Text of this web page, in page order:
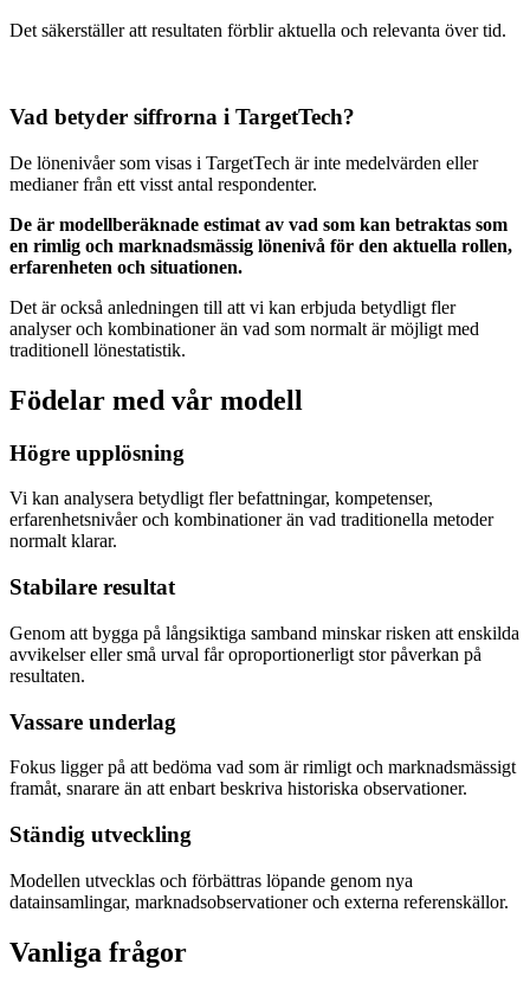
Det säkerställer att resultaten förblir aktuella och relevanta över tid.
Vad betyder siffrorna i TargetTech?
De lönenivåer som visas i TargetTech är inte medelvärden eller
medianer från ett visst antal respondenter.
De är modellberäknade estimat av vad som kan betraktas som
en rimlig och marknadsmässig lönenivå för den aktuella rollen,
erfarenheten och situationen.
Det är också anledningen till att vi kan erbjuda betydligt fler
analyser och kombinationer än vad som normalt är möjligt med
traditionell lönestatistik.
Födelar med vår modell
Högre upplösning
Vi kan analysera betydligt fler befattningar, kompetenser,
erfarenhetsnivåer och kombinationer än vad traditionella metoder
normalt klarar.
Stabilare resultat
Genom att bygga på långsiktiga samband minskar risken att enskilda
avvikelser eller små urval får oproportionerligt stor påverkan på
resultaten.
Vassare underlag
Fokus ligger på att bedöma vad som är rimligt och marknadsmässigt
framåt, snarare än att enbart beskriva historiska observationer.
Ständig utveckling
Modellen utvecklas och förbättras löpande genom nya
datainsamlingar, marknadsobservationer och externa referenskällor.
Vanliga frågor